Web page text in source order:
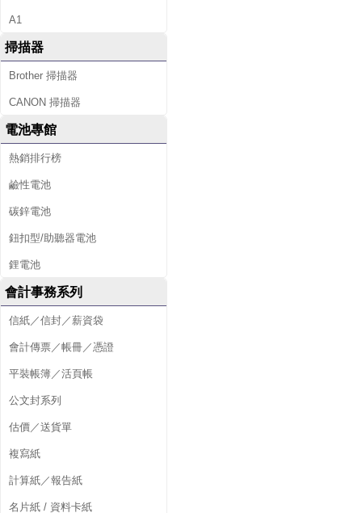
A1
掃描器
Brother 掃描器
CANON 掃描器
電池專館
熱銷排行榜
鹼性電池
碳鋅電池
鈕扣型/助聽器電池
鋰電池
會計事務系列
信紙／信封／薪資袋
會計傳票／帳冊／憑證
平裝帳簿／活頁帳
公文封系列
估價／送貨單
複寫紙
計算紙／報告紙
名片紙 / 資料卡紙